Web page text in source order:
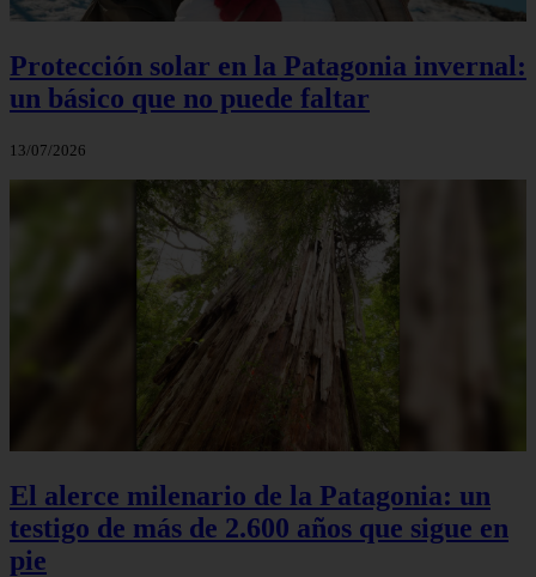
Protección solar en la Patagonia invernal:
un básico que no puede faltar
13/07/2026
El alerce milenario de la Patagonia: un
testigo de más de 2.600 años que sigue en
pie